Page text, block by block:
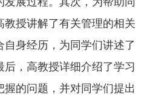
授讲解了有关管理的相关
身经历，为同学们讲述了
，高教授详细介绍了学习
的问题，并对同学们提出